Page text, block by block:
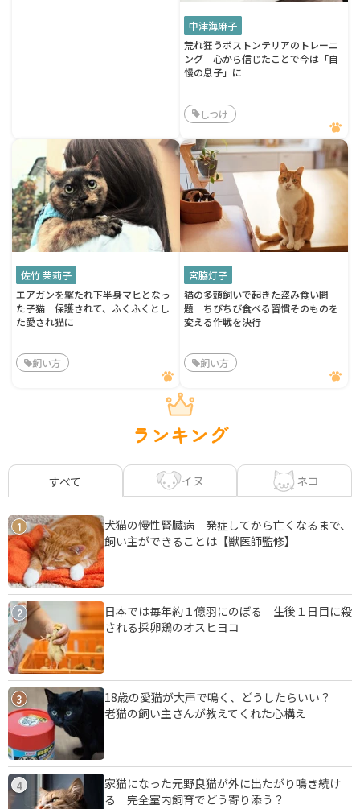
中津海麻子
荒れ狂うボストンテリアのトレーニ
ング 心から信じたことで今は「自
慢の息子」に
しつけ
佐竹 茉莉子
エアガンを撃たれ下半身マヒとなっ
た子猫 保護されて、ふくふくとし
た愛され猫に
飼い方
宮脇灯子
猫の多頭飼いで起きた盗み食い問
題 ちびちび食べる習慣そのものを
変える作戦を決行
飼い方
ランキング
すべて イヌ ネコ
1
犬猫の慢性腎臓病 発症してから亡くなるまで、
飼い主ができることは【獣医師監修】
2
日本では毎年約１億羽にのぼる 生後１日目に殺
される採卵鶏のオスヒヨコ
3
18歳の愛猫が大声で鳴く、どうしたらいい？
老猫の飼い主さんが教えてくれた心構え
4
家猫になった元野良猫が外に出たがり鳴き続け
る 完全室内飼育でどう寄り添う？